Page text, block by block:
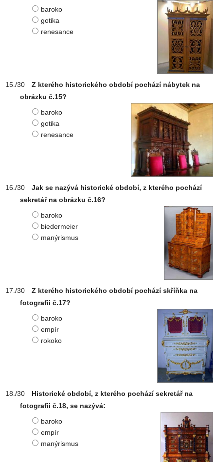
baroko
gotika
renesance
Z kterého historického období pochází nábytek na
obrázku č.15?
baroko
gotika
renesance
Jak se nazývá historické období, z kterého pochází
sekretář na obrázku č.16?
baroko
biedermeier
manýrismus
Z kterého historického období pochází skříňka na
fotografii č.17?
baroko
empír
rokoko
Historické období, z kterého pochází sekretář na
fotografii č.18, se nazývá:
baroko
empír
manýrismus